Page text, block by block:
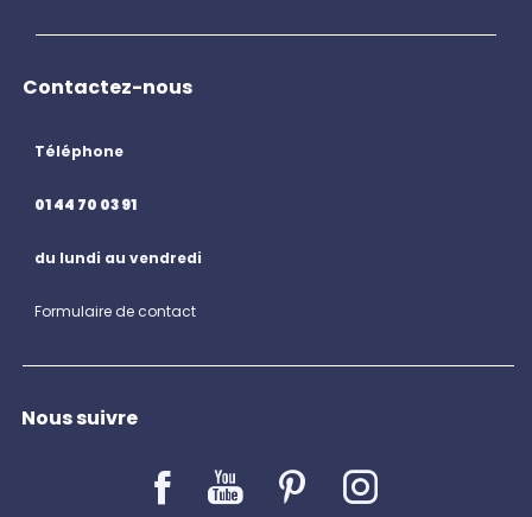
Contactez-nous
Téléphone
01 44 70 03 91
du lundi au vendredi
Formulaire de contact
Nous suivre